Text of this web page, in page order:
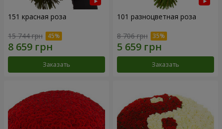
151 красная роза
15 744 грн
Заказать
101 разноцветная роза
8 706 грн
Заказать